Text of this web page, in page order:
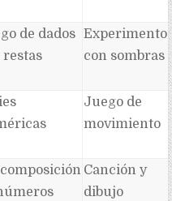
de dados
restas
Experimento
con sombras
Juego de
movimiento
Canción y
dibujo